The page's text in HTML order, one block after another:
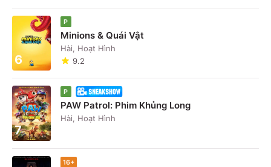
6
P
Minions & Quái Vật
Hài, Hoạt Hình
9.2
7
P
PAW Patrol: Phim Khủng Long
Hài, Hoạt Hình
16+